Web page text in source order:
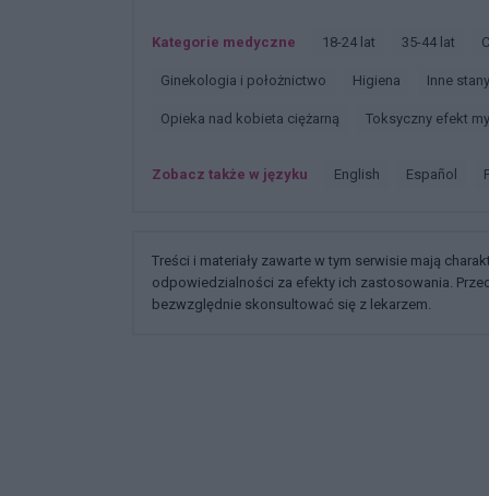
Kategorie medyczne 18-24 lat 35-44 lat
Ginekologia i położnictwo Higiena Inne
Opieka nad kobieta ciężarną Toksyczny efekt
Zobacz także w języku english español
Treści i materiały zawarte w tym serwisie mają
odpowiedzialności za efekty ich zastosowania.
bezwzględnie skonsultować się z lekarzem.